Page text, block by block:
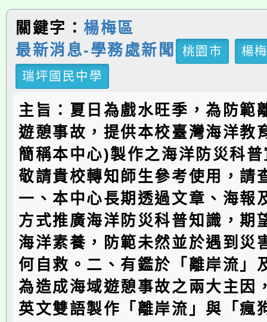
關鍵字： 楊梅區
最新消息-學務處新聞
桃園市
楊
瑞坪國民中學
主旨：夏日為戲水旺季，為防範
遊憩事故，提供本校臺灣海洋教
簡稱本中心)製作之海洋防災科
敬請貴校轉知師生參考使用，請
一、本中心長期透過文章、海報
方式推廣海洋防災科普知識，期
海洋素養，防範未然並於遇到災
何自救。二、有鑑於「離岸流」
為造成海域遊憩事故之兩大主因
英文雙語製作「離岸流」與「瘋